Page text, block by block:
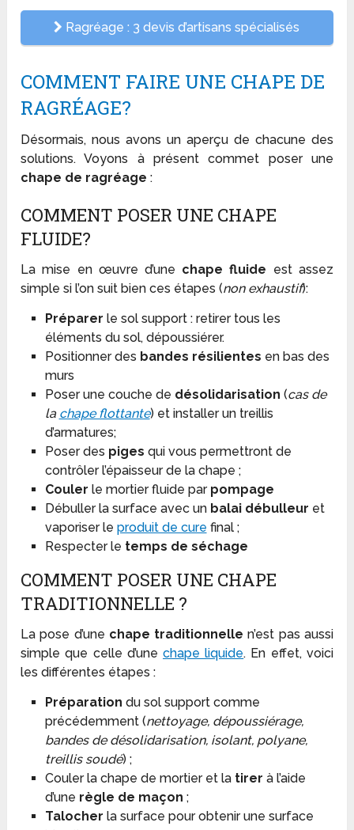
Ragréage : 3 devis d’artisans spécialisés
COMMENT FAIRE UNE CHAPE DE
RAGRÉAGE?
Désormais, nous avons un aperçu de chacune des
solutions. Voyons à présent commet poser une
chape de ragréage :
COMMENT POSER UNE CHAPE
FLUIDE?
La mise en œuvre d’une chape fluide est assez
simple si l’on suit bien ces étapes (non exhaustif):
Préparer le sol support : retirer tous les
éléments du sol, dépoussiérer.
Positionner des bandes résilientes en bas des
murs
Poser une couche de désolidarisation (cas de
la chape flottante) et installer un treillis
d’armatures;
Poser des piges qui vous permettront de
contrôler l’épaisseur de la chape ;
Couler le mortier fluide par pompage
Débuller la surface avec un balai débulleur et
vaporiser le produit de cure final ;
Respecter le temps de séchage
COMMENT POSER UNE CHAPE
TRADITIONNELLE ?
La pose d’une chape traditionnelle n’est pas aussi
simple que celle d’une chape liquide. En effet, voici
les différentes étapes :
Préparation du sol support comme
précédemment (nettoyage, dépoussiérage,
bandes de désolidarisation, isolant, polyane,
treillis soudé) ;
Couler la chape de mortier et la tirer à l’aide
d’une règle de maçon ;
Talocher la surface pour obtenir une surface